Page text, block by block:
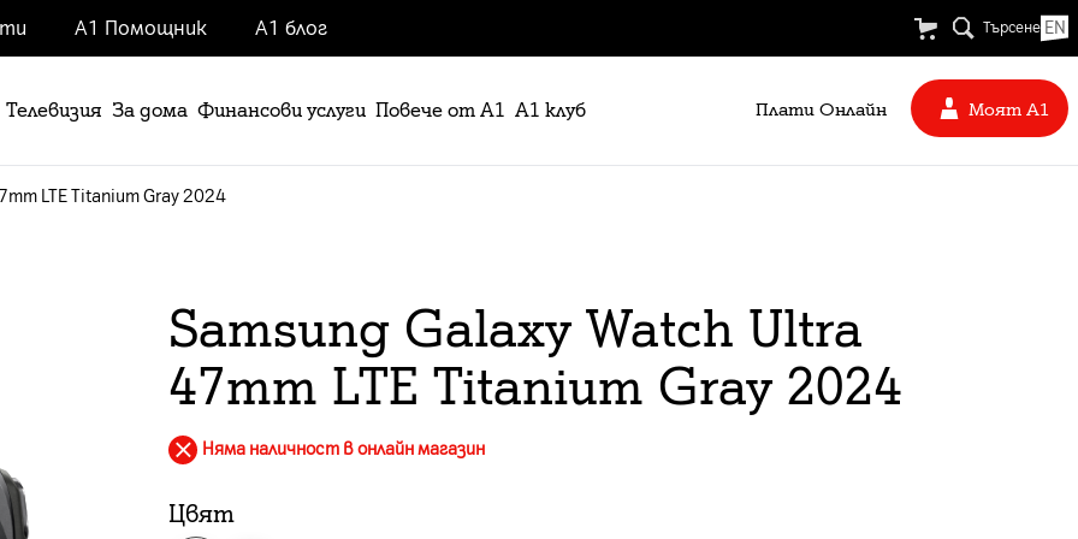
А1 Помощник А1 блог Търсене EN
Телевизия За дома Финансови услуги Повече от А1 А1 клуб Плати Oнлайн Моят А1
LTE Titanium Gray 2024
Samsung Galaxy Watch Ultra
47mm LTE Titanium Gray 2024
Няма наличност в онлайн магазин
Цвят